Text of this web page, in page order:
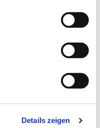
Details zeigen